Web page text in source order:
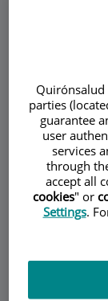
parties
guarantee
user
services
through
accept all
cookies" or
Settings.